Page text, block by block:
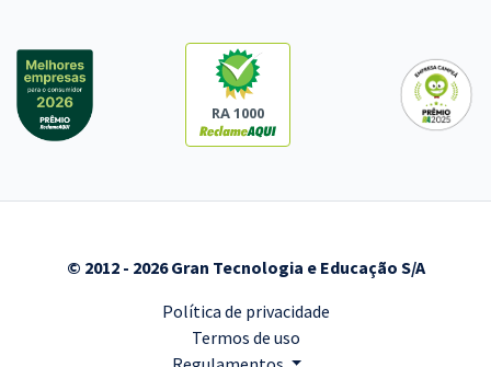
RA 1000
© 2012 - 2026 Gran Tecnologia e Educação S/A
Política de privacidade
Termos de uso